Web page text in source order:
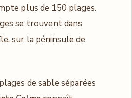
plus de 150 plages.
se trouvent dans
sur la péninsule de
de sable séparées